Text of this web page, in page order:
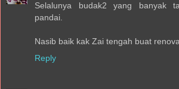
Selalunya budak2 yang banyak
pandai.
Nasib baik kak Zai tengah buat
Reply